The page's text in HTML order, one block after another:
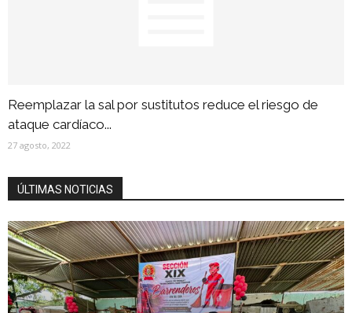
Reemplazar la sal por sustitutos reduce el riesgo de
ataque cardíaco...
27 agosto, 2022
ÚLTIMAS NOTICIAS